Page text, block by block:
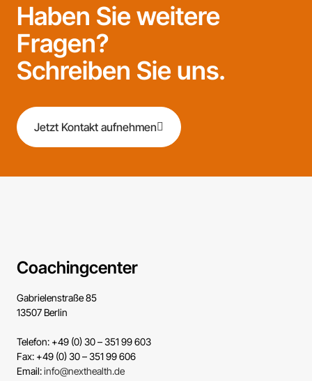
Haben Sie weitere
Fragen?
Schreiben Sie uns.
Jetzt Kontakt aufnehmen
Coachingcenter
Gabrielenstraße 85
13507 Berlin
Telefon: +49 (0) 30 – 351 99 603
Fax: +49 (0) 30 – 351 99 606
Email:info@nexthealth.de